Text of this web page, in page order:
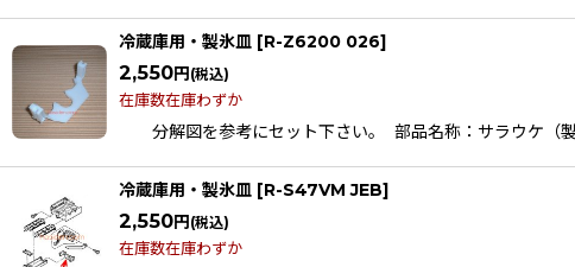
冷蔵庫用・製氷皿 [R-Z6200 026]
2,550円 (税込)
在庫数在庫わずか
分解図を参考にセット下さい。 部品名称：サラウケ（
冷蔵庫用・製氷皿 [R-S47VM JEB]
2,550円 (税込)
在庫数在庫わずか